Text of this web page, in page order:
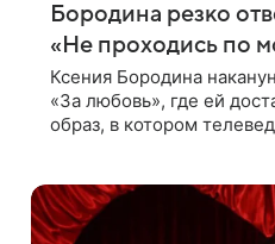
Бородина резко
«Не проходись по
Ксения Бородина
«За любовь», где ей
образ, в котором